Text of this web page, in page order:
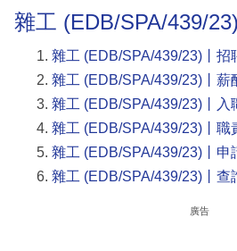
雜工 (EDB/SPA/439/
雜工 (EDB/SPA/439/23)丨招
雜工 (EDB/SPA/439/23)丨薪
雜工 (EDB/SPA/439/23)丨入
雜工 (EDB/SPA/439/23)丨職
雜工 (EDB/SPA/439/23)丨申
雜工 (EDB/SPA/439/23)丨查
廣告